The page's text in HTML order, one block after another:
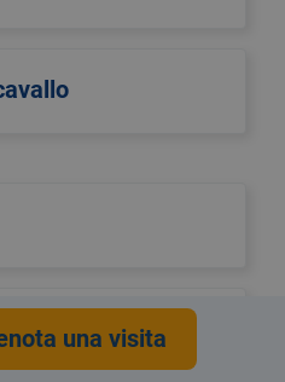
una visita